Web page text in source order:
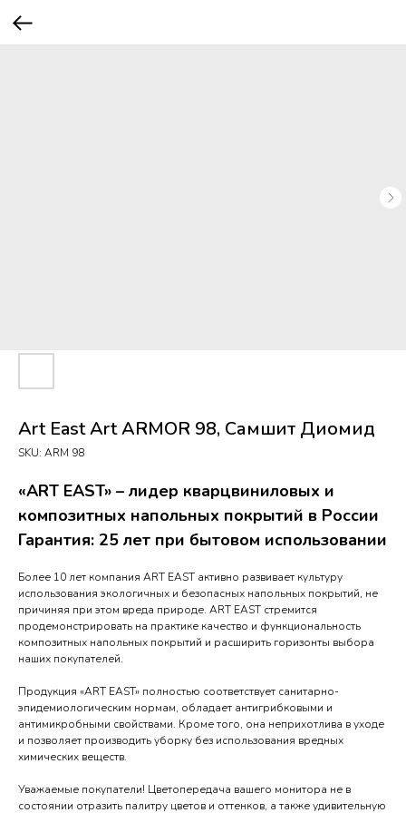
Art East Art ARMOR 98, Самшит Диомид
SKU: ARM 98
«ART EAST» – лидер кварцвиниловых и
композитных напольных покрытий в России
Гарантия: 25 лет при бытовом использовании
Более 10 лет компания ART EAST активно развивает культуру
использования экологичных и безопасных напольных покрытий, не
причиняя при этом вреда природе. ART EAST стремится
продемонстрировать на практике качество и функциональность
композитных напольных покрытий и расширить горизонты выбора
наших покупателей.
Продукция «ART EAST» полностью соответствует санитарно-
эпидемиологическим нормам, обладает антигрибковыми и
антимикробными свойствами. Кроме того, она неприхотлива в уходе
и позволяет производить уборку без использования вредных
химических веществ.
Уважаемые покупатели! Цветопередача вашего монитора не в
состоянии отразить палитру цветов и оттенков, а также удивительную